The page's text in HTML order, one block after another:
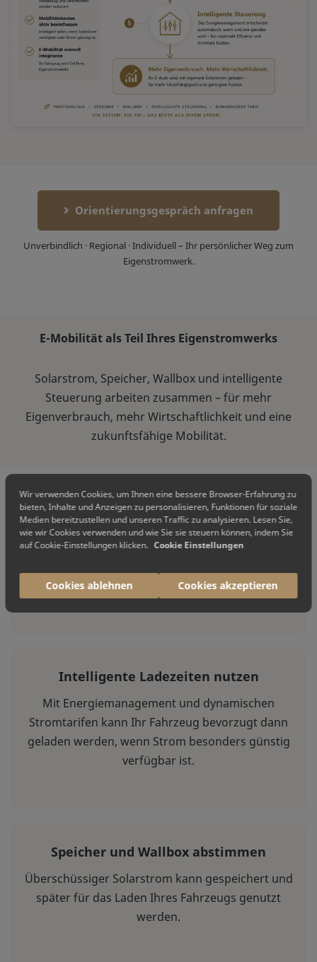
Orientierungsgespräch anfragen
Unverbindlich · Regional · Individuell – Ihr persönlicher Weg zum
Eigenstromwerk.
E-Mobilität als Teil Ihres Eigenstromwerks
Solarstrom, Speicher, Wallbox und intelligente
Steuerung arbeiten zusammen – für mehr
Eigenverbrauch, mehr Wirtschaftlichkeit und eine
zukunftsfähige Mobilität.
Solarstrom für Ihr Fahrzeug nutzen
Laden Sie Ihr E-Auto bevorzugt mit selbst
Eigenverbrauch Ihrer Photovoltaikanlage.
Intelligente Ladezeiten nutzen
Mit Energiemanagement und dynamischen
Stromtarifen kann Ihr Fahrzeug bevorzugt dann
geladen werden, wenn Strom besonders günstig
verfügbar ist.
Speicher und Wallbox abstimmen
Überschüssiger Solarstrom kann gespeichert und
später für das Laden Ihres Fahrzeugs genutzt
werden.
Wir verwenden Cookies, um Ihnen eine bessere Browser-Erfahrung zu
bieten, Inhalte und Anzeigen zu personalisieren, Funktionen für soziale
Medien bereitzustellen und unseren Traffic zu analysieren. Lesen Sie,
wie wir Cookies verwenden und wie Sie sie steuern können, indem Sie
auf Cookie-Einstellungen klicken. Cookie Einstellungen
Cookies ablehnen Cookies akzeptieren